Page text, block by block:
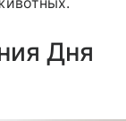
Дня